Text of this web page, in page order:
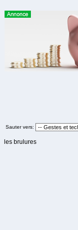
Sauter vers:
les brulures